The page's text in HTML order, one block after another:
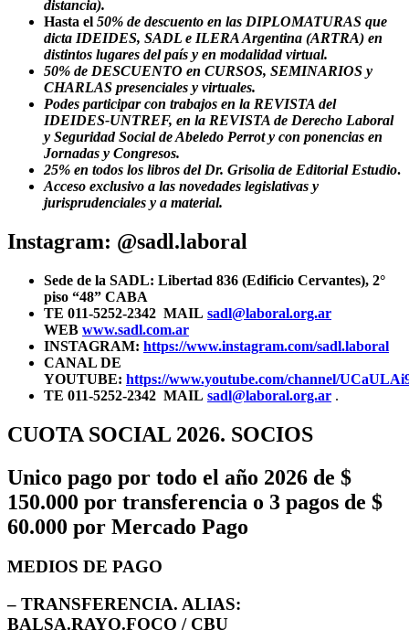
distancia).
Hasta el 50% de descuento en las DIPLOMATURAS que
dicta IDEIDES, SADL e ILERA Argentina (ARTRA) en
distintos lugares del país y en modalidad virtual.
50% de DESCUENTO en CURSOS, SEMINARIOS y
CHARLAS presenciales y virtuales.
Podes participar con trabajos en la REVISTA del
IDEIDES-UNTREF, en la REVISTA de Derecho Laboral
y Seguridad Social de Abeledo Perrot y con ponencias en
Jornadas y Congresos.
25% en todos los libros del Dr. Grisolia de Editorial Estudio.
Acceso exclusivo a las novedades legislativas y
jurisprudenciales y a material.
Instagram: @sadl.laboral
Sede de la SADL: Libertad 836 (Edificio Cervantes), 2°
piso “48” CABA
TE 011-5252-2342 MAIL sadl@laboral.org.ar
WEB www.sadl.com.ar
INSTAGRAM: https://www.instagram.com/sadl.laboral
CANAL DE
YOUTUBE: https://www.youtube.com/channel/
TE 011-5252-2342 MAIL sadl@laboral.org.ar .
CUOTA SOCIAL 2026. SOCIOS
Unico pago por todo el año 2026 de $
150.000 por transferencia o 3 pagos de $
60.000 por Mercado Pago
MEDIOS DE PAGO
– TRANSFERENCIA. ALIAS:
BALSA.RAYO.FOCO / CBU